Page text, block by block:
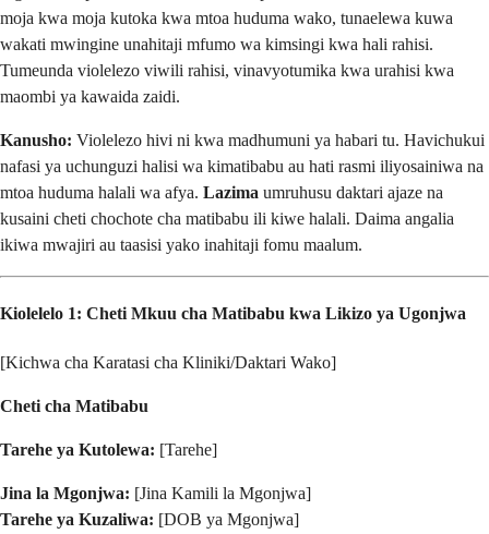
moja kwa moja kutoka kwa mtoa huduma wako, tunaelewa kuwa
wakati mwingine unahitaji mfumo wa kimsingi kwa hali rahisi.
Tumeunda violelezo viwili rahisi, vinavyotumika kwa urahisi kwa
maombi ya kawaida zaidi.
Kanusho: Violelezo hivi ni kwa madhumuni ya habari tu. Havichukui
nafasi ya uchunguzi halisi wa kimatibabu au hati rasmi iliyosainiwa na
mtoa huduma halali wa afya. Lazima umruhusu daktari ajaze na
kusaini cheti chochote cha matibabu ili kiwe halali. Daima angalia
ikiwa mwajiri au taasisi yako inahitaji fomu maalum.
Kiolelelo 1: Cheti Mkuu cha Matibabu kwa Likizo ya Ugonjwa
[Kichwa cha Karatasi cha Kliniki/Daktari Wako]
Cheti cha Matibabu
Tarehe ya Kutolewa: [Tarehe]
Jina la Mgonjwa: [Jina Kamili la Mgonjwa]
Tarehe ya Kuzaliwa: [DOB ya Mgonjwa]